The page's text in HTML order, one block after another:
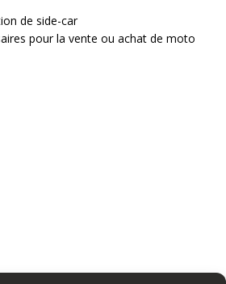
de side-car
pour la vente ou achat de moto